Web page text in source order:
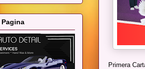
Primera